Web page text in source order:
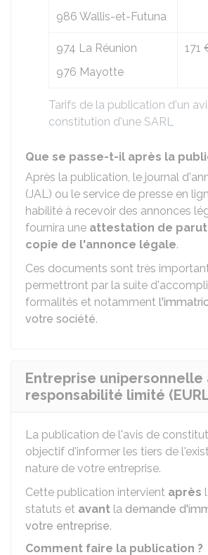
Tarifs de la publication d'un
constitution d'une SARL
986 Wallis-et-Futuna
974 La Réunion
976 Mayotte
171
Que se passe-t-il après la
Après la publication, le journal
(JAL) ou le service de presse en
habilité à recevoir des annonces
fournira une attestation de
copie de l'annonce légale.
Ces documents sont très
permettront par la suite
formalités et notamment
votre société.
Entreprise unipersonnelle
responsabilité limité
La publication de l'avis de
objectif d'informer les tiers de
nature de votre entreprise.
Cette publication intervient après
statuts et avant la demande
votre entreprise.
Comment faire la publication ?